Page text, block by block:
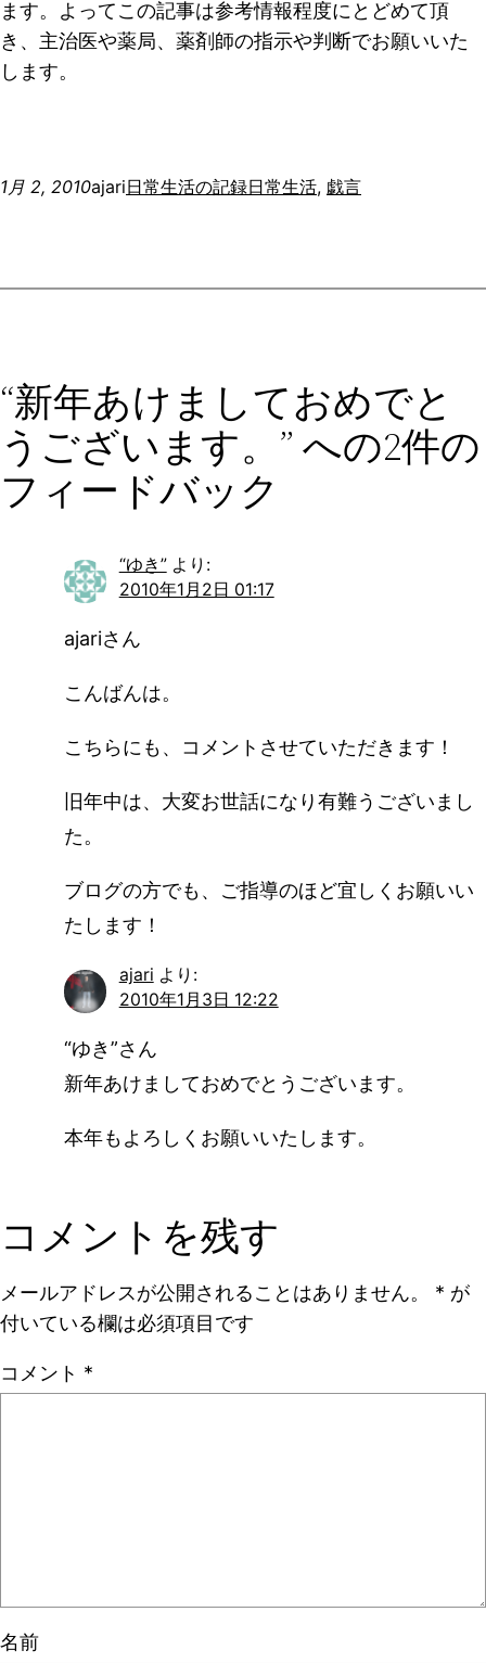
ます。よってこの記事は参考情報程度にとどめて頂
き、主治医や薬局、薬剤師の指示や判断でお願いいた
します。
1月 2, 2010ajari日常生活の記録日常生活, 戯言
“新年あけましておめでと
うございます。” への2件の
フィードバック
“ゆき” より:
2010年1月2日 01:17
ajariさん
こんばんは。
こちらにも、コメントさせていただきます！
旧年中は、大変お世話になり有難うございまし
た。
ブログの方でも、ご指導のほど宜しくお願いい
たします！
ajari より:
2010年1月3日 12:22
“ゆき”さん
新年あけましておめでとうございます。
本年もよろしくお願いいたします。
コメントを残す
メールアドレスが公開されることはありません。 * が
付いている欄は必須項目です
コメント *
名前